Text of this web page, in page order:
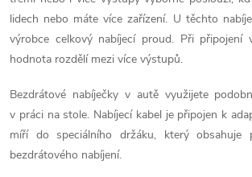
r
v
k
y
v
lidech nebo máte více zařízení. U těchto
výrobce celkový nabíjecí proud. Při připojení
hodnota rozdělí mezi více výstupů.
Bezdrátové nabíječky v autě využijete
v práci na stole. Nabíjecí kabel je připojen k
míří do speciálního držáku, který obsahuje
bezdrátového nabíjení.